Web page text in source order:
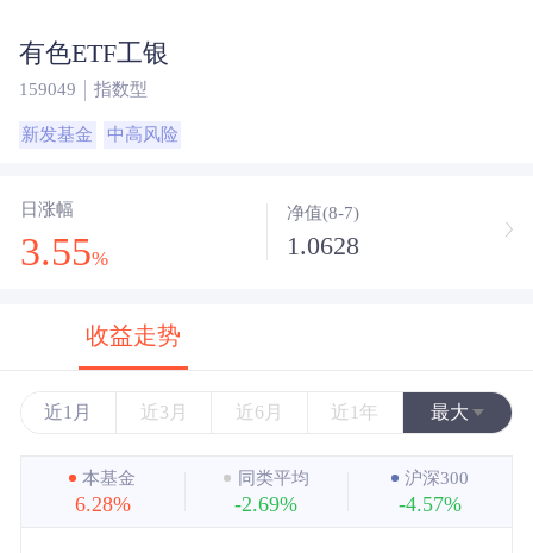
有色ETF工银
159049 指数型
新发基金 中高风险
日涨幅
3.55%
净值(8-7)
1.0628
收益走势
近1月 近3月 近6月 近1年 最大
近3年
近5年
本基金
6.28%
同类平均
-2.69%
沪深300
-4.57%